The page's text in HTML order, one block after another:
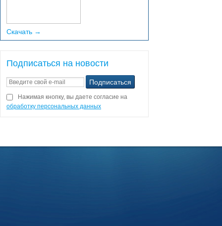
Скачать →
Подписаться на новости
Нажимая кнопку, вы даете согласие на
обработку персональных данных